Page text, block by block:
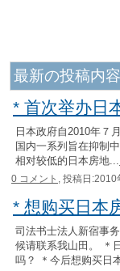
最新の投稿内容
* 首次举办日
日本政府自2010年７
国内一系列旨在抑制
相对较低的日本房地...
0 コメント, 投稿日:2010
* 想购买日本
司法书士法人新宿事
候请联系我山田。 ＊
吗？ ＊今后想购买日